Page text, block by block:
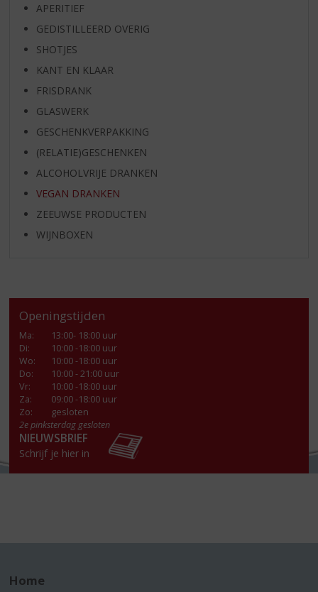
APERITIEF
GEDISTILLEERD OVERIG
SHOTJES
KANT EN KLAAR
FRISDRANK
GLASWERK
GESCHENKVERPAKKING
(RELATIE)GESCHENKEN
ALCOHOLVRIJE DRANKEN
VEGAN DRANKEN
ZEEUWSE PRODUCTEN
WIJNBOXEN
Openingstijden
Ma:
13:00- 18:00 uur
Di:
10:00 -18:00 uur
Wo:
10:00 -18:00 uur
Do:
10:00 - 21:00 uur
Vr:
10:00 -18:00 uur
Za:
09:00 -18:00 uur
Zo:
gesloten
2e pinksterdag gesloten
NIEUWSBRIEF
Schrijf je hier in
Home